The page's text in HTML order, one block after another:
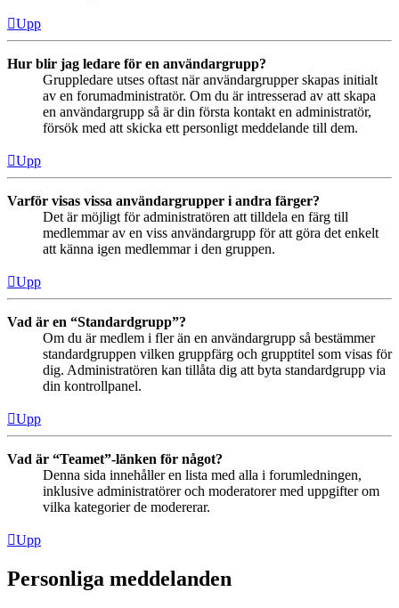
Upp
Hur blir jag ledare för en användargrupp?
Gruppledare utses oftast när användargrupper skapas initialt
av en forumadministratör. Om du är intresserad av att skapa
en användargrupp så är din första kontakt en administratör,
försök med att skicka ett personligt meddelande till dem.
Upp
Varför visas vissa användargrupper i andra färger?
Det är möjligt för administratören att tilldela en färg till
medlemmar av en viss användargrupp för att göra det enkelt
att känna igen medlemmar i den gruppen.
Upp
Vad är en “Standardgrupp”?
Om du är medlem i fler än en användargrupp så bestämmer
standardgruppen vilken gruppfärg och grupptitel som visas för
dig. Administratören kan tillåta dig att byta standardgrupp via
din kontrollpanel.
Upp
Vad är “Teamet”-länken för något?
Denna sida innehåller en lista med alla i forumledningen,
inklusive administratörer och moderatorer med uppgifter om
vilka kategorier de modererar.
Upp
Personliga meddelanden